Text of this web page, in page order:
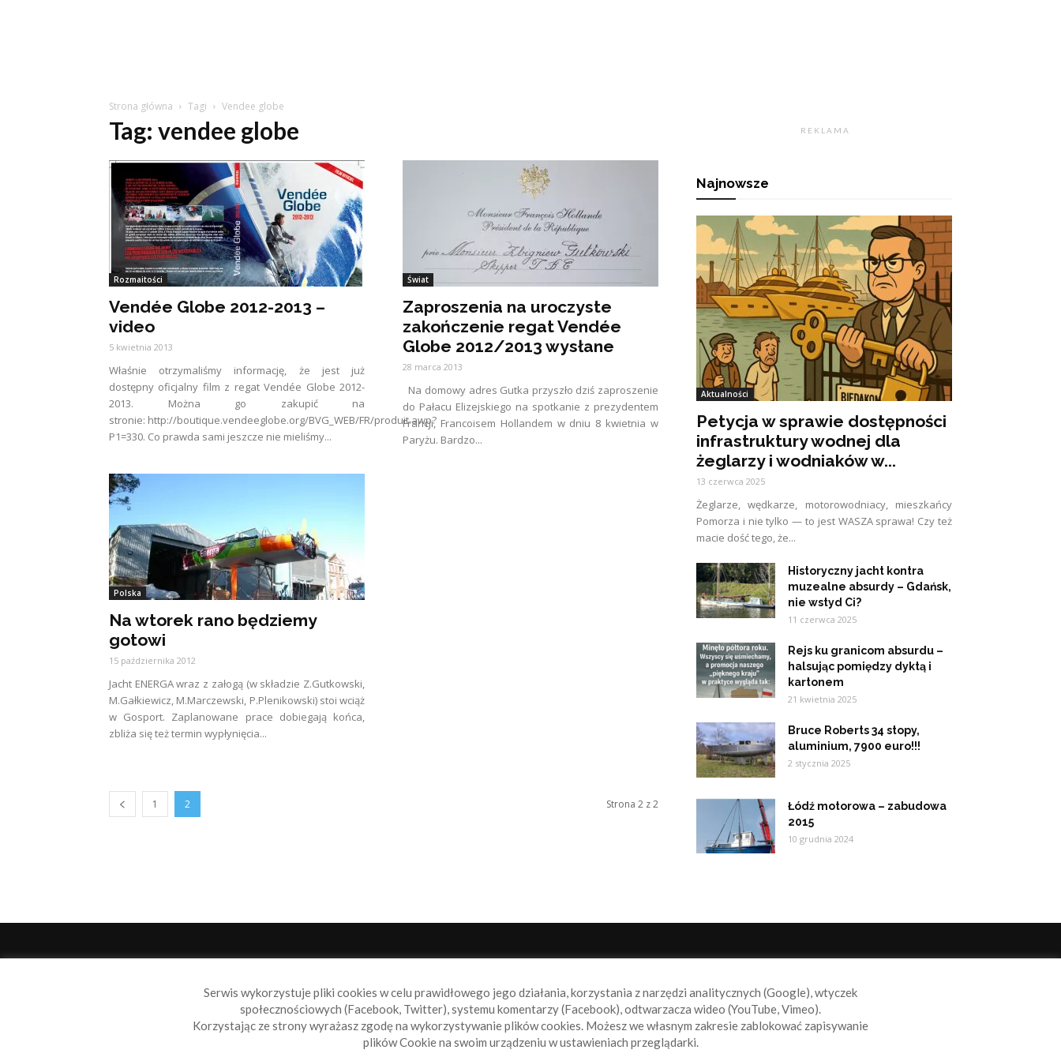
Strona główna Tagi Vendee globe
Tag: vendee globe
Rozmaitości
Vendée Globe 2012-2013 –
video
5 kwietnia 2013
Właśnie otrzymaliśmy informację, że jest już
dostępny oficjalny film z regat Vendée Globe 2012-
2013. Można go zakupić na
stronie: http://boutique.vendeeglobe.org/BVG_WEB/FR/produit.awp?
P1=330. Co prawda sami jeszcze nie mieliśmy...
Świat
Zaproszenia na uroczyste
zakończenie regat Vendée
Globe 2012/2013 wysłane
28 marca 2013
Na domowy adres Gutka przyszło dziś zaproszenie
do Pałacu Elizejskiego na spotkanie z prezydentem
Francji, Francoisem Hollandem w dniu 8 kwietnia w
Paryżu. Bardzo...
Polska
Na wtorek rano będziemy
gotowi
15 października 2012
Jacht ENERGA wraz z załogą (w składzie Z.Gutkowski,
M.Gałkiewicz, M.Marczewski, P.Plenikowski) stoi wciąż
w Gosport. Zaplanowane prace dobiegają końca,
zbliża się też termin wypłynięcia...
1 2 Strona 2 z 2
R E K L A M A
Najnowsze
Aktualności
Petycja w sprawie dostępności
infrastruktury wodnej dla
żeglarzy i wodniaków w...
13 czerwca 2025
Żeglarze, wędkarze, motorowodniacy, mieszkańcy
Pomorza i nie tylko — to jest WASZA sprawa! Czy też
macie dość tego, że...
Historyczny jacht kontra
muzealne absurdy – Gdańsk,
nie wstyd Ci?
11 czerwca 2025
Rejs ku granicom absurdu –
halsując pomiędzy dyktą i
kartonem
21 kwietnia 2025
Bruce Roberts 34 stopy,
aluminium, 7900 euro!!!
2 stycznia 2025
Łódź motorowa – zabudowa
2015
10 grudnia 2024
Sailbook.pl to miejsce dla wszystkich, którzy szukają aktualnych
wiadomości ze świata żeglarstwa, świata motorowodniactwa i
nie tylko.
Serwis wykorzystuje pliki cookies w celu prawidłowego jego działania, korzystania z narzędzi analitycznych (Google), wtyczek
społecznościowych (Facebook, Twitter), systemu komentarzy (Facebook), odtwarzacza wideo (YouTube, Vimeo).
Korzystając ze strony wyrażasz zgodę na wykorzystywanie plików cookies. Możesz we własnym zakresie zablokować zapisywanie
plików Cookie na swoim urządzeniu w ustawieniach przeglądarki.